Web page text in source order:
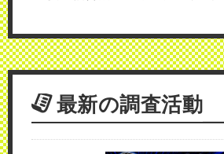
最新の調査活動